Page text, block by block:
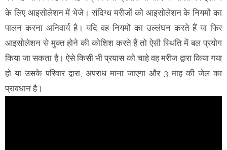
के लिए आइसोलेशन में भेजे। संदिग्ध मरीजों को आइसोलेशन के नियमों का
पालन करना अनिवार्य है। यदि वह नियमों का उल्लंघन करते हैं या फिर
आइसोलेशन से मुक्त होने की कोशिश करते हैं तो ऐसी स्थिति में बल प्रयोग
किया जा सकता है। ऐसे किसी भी प्रयास को चाहे वह मरीज द्वारा किया गया
हो या उसके परिवार द्वारा, अपराध माना जाएगा और 3 माह की जेल का
प्रावधान है।